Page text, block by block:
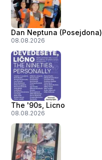
Dan Neptuna
08.08.2026
The '90s, Licno
08.08.2026